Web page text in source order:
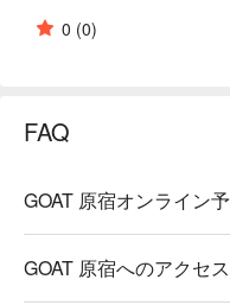
0 (0)
FAQ
GOAT 原宿オンライン
GOAT 原宿へのアクセ